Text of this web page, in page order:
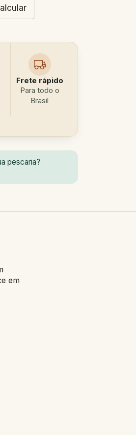
Frete rápido
Para todo o
Brasil
pescaria?
em